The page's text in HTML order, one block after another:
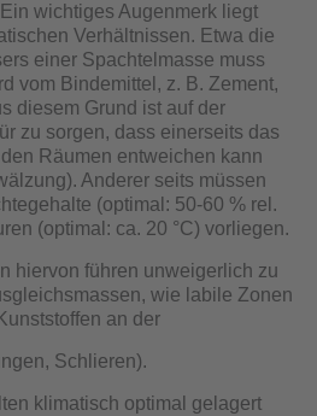
wichtiges Augenmerk liegt
Verhältnissen. Etwa die
einer Spachtelmasse muss
vom Bindemittel, z. B. Zement,
diesem Grund ist auf der
zu sorgen, dass einerseits das
Räumen entweichen kann
Anderer seits müssen
(optimal: 50-60 % rel.
(optimal: ca. 20 °C) vorliegen.
hiervon führen unweigerlich zu
wie labile Zonen
an der
Schlieren).
klimatisch optimal gelagert